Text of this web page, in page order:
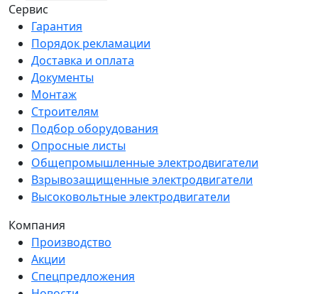
Сервис
Гарантия
Порядок рекламации
Доставка и оплата
Документы
Монтаж
Строителям
Подбор оборудования
Опросные листы
Общепромышленные электродвигатели
Взрывозащищенные электродвигатели
Высоковольтные электродвигатели
Компания
Производство
Акции
Спецпредложения